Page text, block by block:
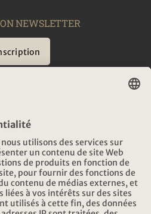
NEWSLETTER
VOYAGES